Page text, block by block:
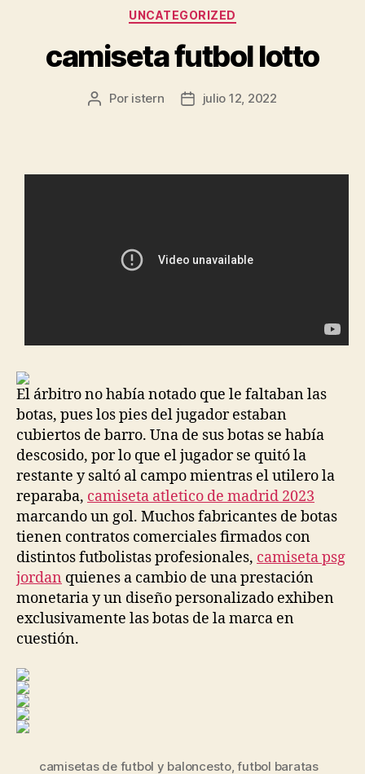
Categorías
UNCATEGORIZED
camiseta futbol lotto
Autor
Por istern
Fechajulio 12, 2022
El árbitro no había notado que le faltaban las
botas, pues los pies del jugador estaban
cubiertos de barro. Una de sus botas se había
descosido, por lo que el jugador se quitó la
restante y saltó al campo mientras el utilero la
reparaba, camiseta atletico de madrid 2023
marcando un gol. Muchos fabricantes de botas
tienen contratos comerciales firmados con
distintos futbolistas profesionales, camiseta psg
jordan quienes a cambio de una prestación
monetaria y un diseño personalizado exhiben
exclusivamente las botas de la marca en
cuestión.
camisetas de futbol y baloncesto,futbol baratas